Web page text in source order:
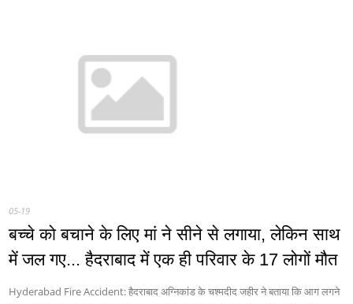
05-19
बच्चे को बचाने के लिए मां ने सीने से लगाया, लेकिन साथ
में जल गए... हैदराबाद में एक ही परिवार के 17 लोगों मौत
Hyderabad Fire Accident: हैदराबाद अग्निकांड के चश्मदीद जहीर ने बताया कि आग लगने